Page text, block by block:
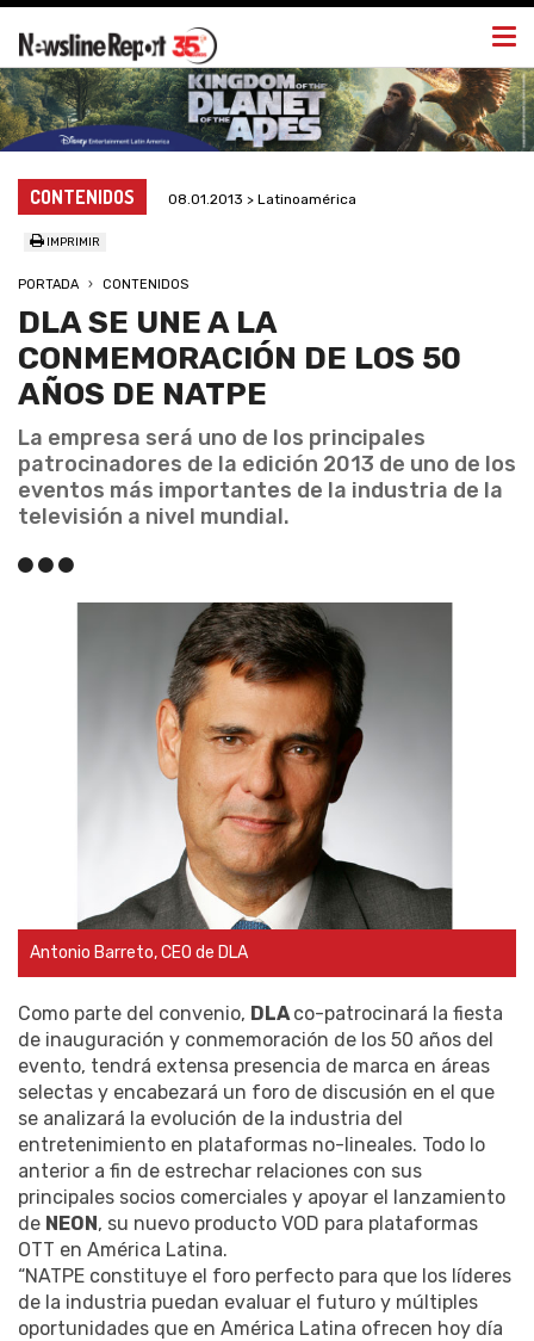
CONTENIDOS 08.01.2013 > Latinoamérica
IMPRIMIR
PORTADA CONTENIDOS
DLA SE UNE A LA
CONMEMORACIÓN DE LOS 50
AÑOS DE NATPE
La empresa será uno de los principales
patrocinadores de la edición 2013 de uno de los
eventos más importantes de la industria de la
televisión a nivel mundial.
Antonio Barreto, CEO de DLA
Como parte del convenio, DLA co-patrocinará la fiesta
de inauguración y conmemoración de los 50 años del
evento, tendrá extensa presencia de marca en áreas
selectas y encabezará un foro de discusión en el que
se analizará la evolución de la industria del
entretenimiento en plataformas no-lineales. Todo lo
anterior a fin de estrechar relaciones con sus
principales socios comerciales y apoyar el lanzamiento
de NEON, su nuevo producto VOD para plataformas
OTT en América Latina.
“NATPE constituye el foro perfecto para que los líderes
de la industria puedan evaluar el futuro y múltiples
oportunidades que en América Latina ofrecen hoy día